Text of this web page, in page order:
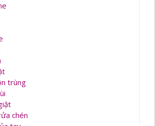
trùng
chén